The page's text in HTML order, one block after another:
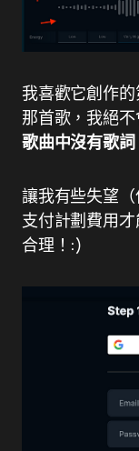
我喜歡它創作
那首歌，我絕
歌曲中沒有歌詞
讓我有些失望
支付計劃費用
合理！:)